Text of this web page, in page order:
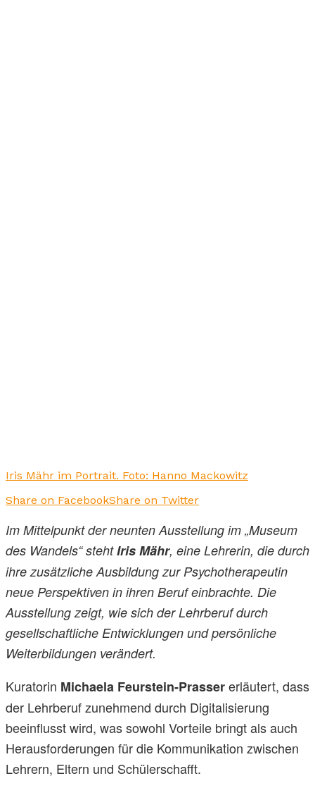
Iris Mähr im Portrait. Foto: Hanno Mackowitz
Share on FacebookShare on Twitter
Im Mittelpunkt der neunten Ausstellung im „Museum
des Wandels“ stehtIris Mähr, eine Lehrerin, die durch
ihre zusätzliche Ausbildung zur Psychotherapeutin
neue Perspektiven in ihren Beruf einbrachte. Die
Ausstellung zeigt, wie sich der Lehrberuf durch
gesellschaftliche Entwicklungen und persönliche
Weiterbildungen verändert.
Kuratorin Michaela Feurstein-Prassererläutert, dass
der Lehrberuf zunehmend durch Digitalisierung
beeinflusst wird, was sowohl Vorteile bringt als auch
Herausforderungen für die Kommunikation zwischen
Lehrern, Eltern und Schülerschafft.